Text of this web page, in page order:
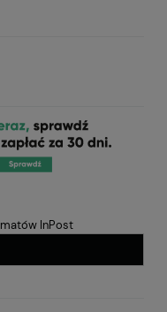
InPost